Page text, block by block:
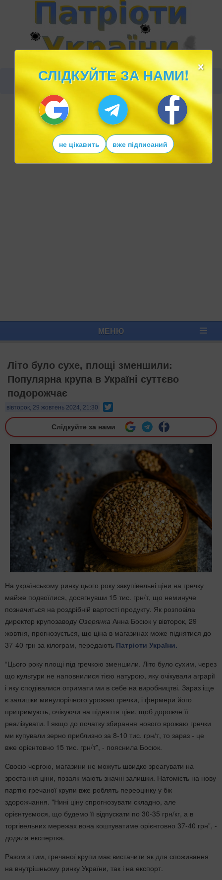
МЕНЮ
Літо було сухе, площі зменшили:
Популярна крупа в Україні суттєво
подорожчає
вівторок, 29 жовтень 2024, 21:30
Слідкуйте за нами
На українському ринку цього року закупівельні ціни на гречку
майже подвоїлися, досягнувши 15 тис. грн/т, що неминуче
позначиться на роздрібній вартості продукту. Як розповіла
директор крупозаводу Озерянка Анна Босюк у вівторок, 29
жовтня, прогнозується, що ціна в магазинах може піднятися до
37-40 грн за кілограм, передають Патріоти України.
“Цього року площі під гречкою зменшили. Літо було сухим, через
що культури не наповнилися тією натурою, яку очікували аграрії
і яку сподівалися отримати ми в себе на виробництві. Зараз іще
є залишки минулорічного урожаю гречки, і фермери його
притримують, очікуючи на підняття ціни, щоб дорожче її
реалізувати. І якщо до початку збирання нового врожаю гречки
ми купували зерно приблизно за 8-10 тис. грн/т, то зараз - це
вже орієнтовно 15 тис. грн/т”, - пояснила Босюк.
Своєю чергою, магазини не можуть швидко зреагувати на
зростання ціни, позаяк мають значні залишки. Натомість на нову
партію гречаної крупи вже роблять переоцінку у бік
здорожчання. "Нині ціну спрогнозувати складно, але
орієнтуємося, що будемо її відпускати по 30-35 грн/кг, а в
торгівельних мережах вона коштуватиме орієнтовно 37-40 грн”, -
додала експертка.
Разом з тим, гречаної крупи має вистачити як для споживання
на внутрішньому ринку України, так і на експорт.
×
СЛІДКУЙТЕ ЗА НАМИ!
не цікавить вже підписаний